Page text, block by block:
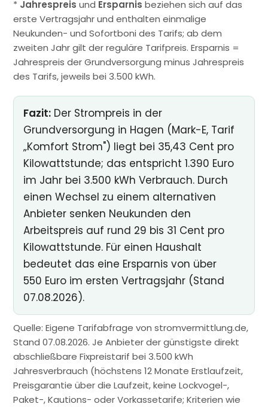
* Jahrespreis und Ersparnis beziehen sich auf das
erste Vertragsjahr und enthalten einmalige
Neukunden- und Sofortboni des Tarifs; ab dem
zweiten Jahr gilt der reguläre Tarifpreis. Ersparnis =
Jahrespreis der Grundversorgung minus Jahrespreis
des Tarifs, jeweils bei 3.500 kWh.
Fazit: Der Strompreis in der
Grundversorgung in Hagen (Mark-E, Tarif
„Komfort Strom") liegt bei 35,43 Cent pro
Kilowattstunde; das entspricht 1.390 Euro
im Jahr bei 3.500 kWh Verbrauch. Durch
einen Wechsel zu einem alternativen
Anbieter senken Neukunden den
Arbeitspreis auf rund 29 bis 31 Cent pro
Kilowattstunde. Für einen Haushalt
bedeutet das eine Ersparnis von über
550 Euro im ersten Vertragsjahr (Stand
07.08.2026).
Quelle: Eigene Tarifabfrage von stromvermittlung.de,
Stand 07.08.2026. Je Anbieter der günstigste direkt
abschließbare Fixpreistarif bei 3.500 kWh
Jahresverbrauch (höchstens 12 Monate Erstlaufzeit,
Preisgarantie über die Laufzeit, keine Lockvogel-,
Paket-, Kautions- oder Vorkassetarife; Kriterien wie